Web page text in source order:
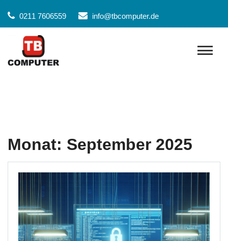
content
0211 7606559 info@tbcomputer.de
Monat: September 2025